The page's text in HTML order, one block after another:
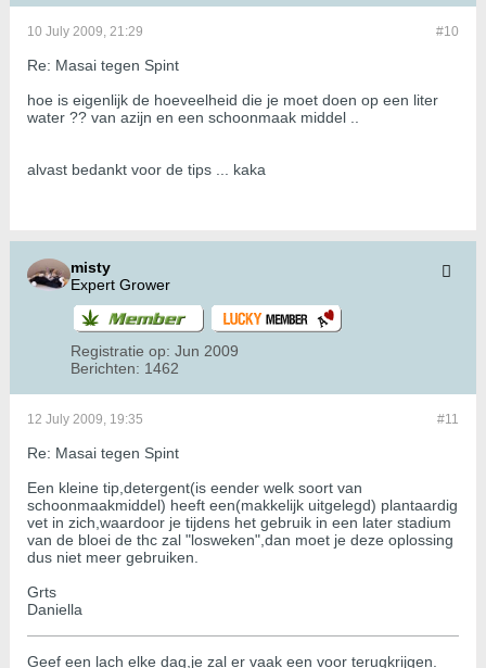
#10
10 July 2009, 21:29
Re: Masai tegen Spint
hoe is eigenlijk de hoeveelheid die je moet doen op een liter
water ?? van azijn en een schoonmaak middel ..
alvast bedankt voor de tips ... kaka
misty
Expert Grower
Registratie op: Jun 2009
Berichten: 1462
#11
12 July 2009, 19:35
Re: Masai tegen Spint
Een kleine tip,detergent(is eender welk soort van
schoonmaakmiddel) heeft een(makkelijk uitgelegd) plantaardig
vet in zich,waardoor je tijdens het gebruik in een later stadium
van de bloei de thc zal "losweken",dan moet je deze oplossing
dus niet meer gebruiken.
Grts
Daniella
Geef een lach elke dag,je zal er vaak een voor terugkrijgen.